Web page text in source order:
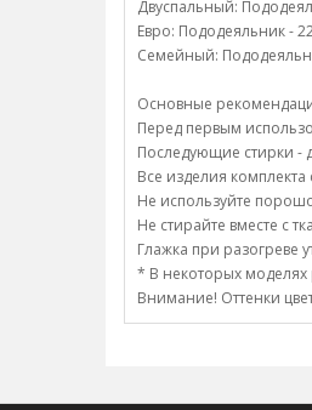
Двуспальный:
Евро: Пододеяльник -
Семейный:
Основные
Перед первым
Последующие стирки -
Все изделия
Не используйте
Не стирайте вместе с
Глажка при разогреве
* В некоторых моделях
Внимание! Оттенки